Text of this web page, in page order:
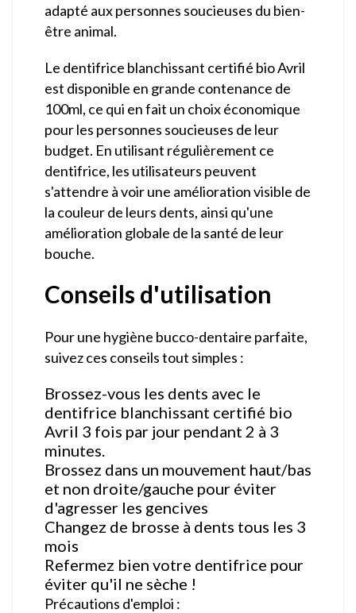
adapté aux personnes soucieuses du bien-
être animal.
Le dentifrice blanchissant certifié bio Avril
est disponible en grande contenance de
100ml, ce qui en fait un choix économique
pour les personnes soucieuses de leur
budget. En utilisant régulièrement ce
dentifrice, les utilisateurs peuvent
s'attendre à voir une amélioration visible de
la couleur de leurs dents, ainsi qu'une
amélioration globale de la santé de leur
bouche.
Conseils d'utilisation
Pour une hygiène bucco-dentaire parfaite,
suivez ces conseils tout simples :
Brossez-vous les dents avec le
dentifrice blanchissant certifié bio
Avril 3 fois par jour pendant 2 à 3
minutes.
Brossez dans un mouvement haut/bas
et non droite/gauche pour éviter
d'agresser les gencives
Changez de brosse à dents tous les 3
mois
Refermez bien votre dentifrice pour
éviter qu'il ne sèche !
Précautions d'emploi :